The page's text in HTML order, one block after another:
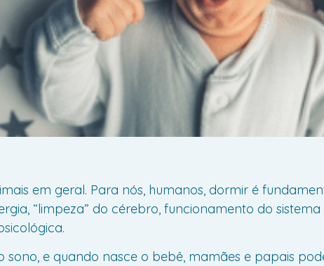
em geral. Para nós, humanos, dormir é
“limpeza” do cérebro, funcionamento do
sono, e quando nasce o bebê, mamães e papais